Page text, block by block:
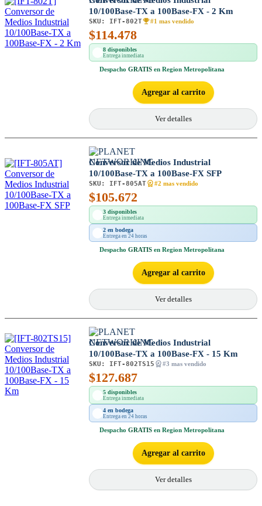
10/100Base-TX a 100Base-FX - 2 Km
SKU: IFT-802T #1 mas vendido
$114.478
8 disponibles
Entrega inmediata
Despacho GRATIS en Region Metropolitana
Agregar al carrito
Ver detalles
Conversor de Medios Industrial
10/100Base-TX a 100Base-FX SFP
SKU: IFT-805AT #2 mas vendido
$105.672
3 disponibles
Entrega inmediata
2 en bodega
Entrega en 24 horas
Despacho GRATIS en Region Metropolitana
Agregar al carrito
Ver detalles
Conversor de Medios Industrial
10/100Base-TX a 100Base-FX - 15 Km
SKU: IFT-802TS15 #3 mas vendido
$127.687
5 disponibles
Entrega inmediata
4 en bodega
Entrega en 24 horas
Despacho GRATIS en Region Metropolitana
Agregar al carrito
Ver detalles